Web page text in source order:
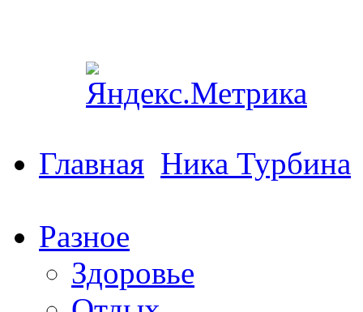
Главная Ника Турбина
Разное
Здоровье